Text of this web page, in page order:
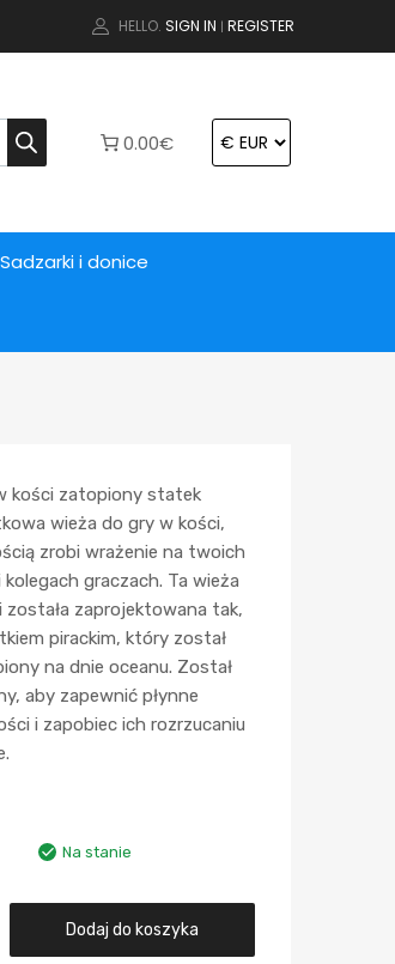
HELLO. SIGN IN | REGISTER
0.00€
Sadzarki i donice
kości zatopiony statek
wieża do gry w kości,
zrobi wrażenie na twoich
kolegach graczach. Ta wieża
została zaprojektowana tak,
pirackim, który został
na dnie oceanu. Został
aby zapewnić płynne
i zapobiec ich rozrzucaniu
Na stanie
Dodaj do koszyka